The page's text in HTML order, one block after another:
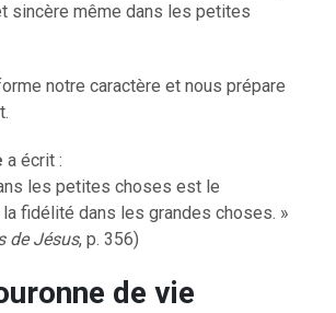
sincère même dans les petites
notre caractère et nous prépare
a écrit :
les petites choses est le
fidélité dans les grandes choses. »
de Jésus, p. 356)
de vie